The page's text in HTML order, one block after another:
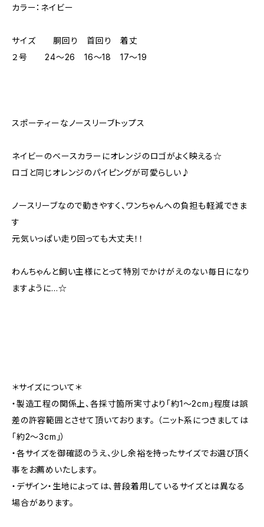
カラー：ネイビー
サイズ 胴回り 首回り 着丈
２号 24～26 16～18 17～19
スポーティーなノースリーブトップス
ネイビーのベースカラーにオレンジのロゴがよく映える☆
ロゴと同じオレンジのパイピングが可愛らしい♪
ノースリーブなので動きやすく、ワンちゃんへの負担も軽減できま
す
元気いっぱい走り回っても大丈夫！！
わんちゃんと飼い主様にとって特別でかけがえのない毎日になり
ますように…☆
＊サイズについて＊
・製造工程の関係上、各採寸箇所実寸より「約1～2cm」程度は誤
差の許容範囲とさせて頂いております。 （ニット系につきましては
「約2～3cm」）
・各サイズを御確認のうえ、少し余裕を持ったサイズでお選び頂く
事をお薦めいたします。
・デザイン・生地によっては、普段着用しているサイズとは異なる
場合があります。